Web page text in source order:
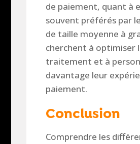
de paiement, quant à
souvent préférés par
de taille moyenne à
cherchent à optimiser
traitement et à
davantage leur
paiement.
Conclusion
Comprendre les